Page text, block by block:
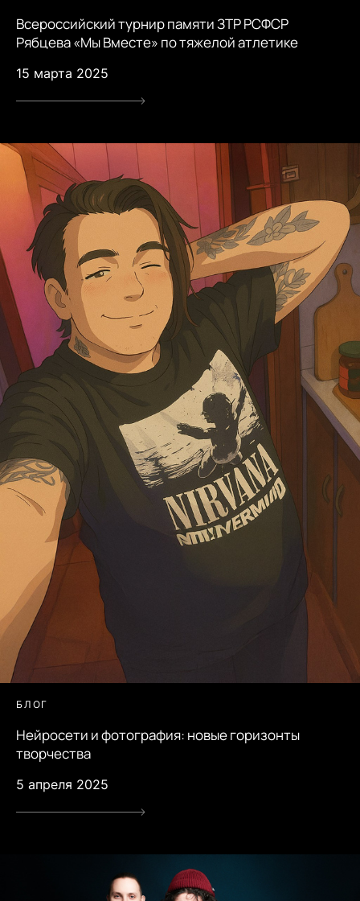
Всероссийский турнир памяти ЗТР РСФСР
Рябцева «Мы Вместе» по тяжелой атлетике
15 марта 2025
БЛОГ
Нейросети и фотография: новые горизонты
творчества
5 апреля 2025